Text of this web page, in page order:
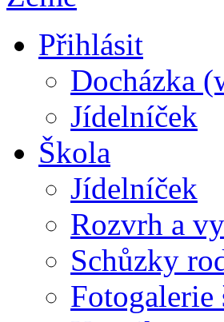
Přihlásit
Docházka
Jídelníček
Škola
Jídelníček
Rozvrh a
Schůzky